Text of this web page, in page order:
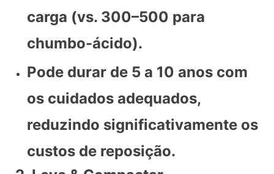
carga (vs. 300–500 para
chumbo-ácido).
Pode durar de 5 a 10 anos com
os cuidados adequados,
reduzindo significativamente os
custos de reposição.